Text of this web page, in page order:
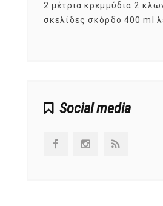
2 μέτρια κρεμμύδια 2
σκελίδες σκόρδο 400 ml
Social media